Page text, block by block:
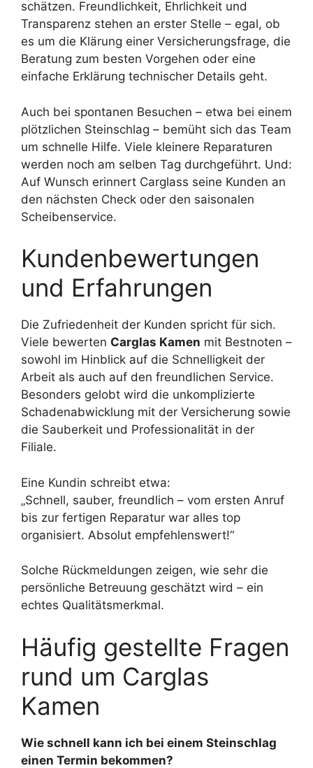
schätzen. Freundlichkeit, Ehrlichkeit und
Transparenz stehen an erster Stelle – egal, ob
es um die Klärung einer Versicherungsfrage, die
Beratung zum besten Vorgehen oder eine
einfache Erklärung technischer Details geht.
Auch bei spontanen Besuchen – etwa bei einem
plötzlichen Steinschlag – bemüht sich das Team
um schnelle Hilfe. Viele kleinere Reparaturen
werden noch am selben Tag durchgeführt. Und:
Auf Wunsch erinnert Carglass seine Kunden an
den nächsten Check oder den saisonalen
Scheibenservice.
Kundenbewertungen
und Erfahrungen
Die Zufriedenheit der Kunden spricht für sich.
Viele bewerten Carglas Kamen mit Bestnoten –
sowohl im Hinblick auf die Schnelligkeit der
Arbeit als auch auf den freundlichen Service.
Besonders gelobt wird die unkomplizierte
Schadenabwicklung mit der Versicherung sowie
die Sauberkeit und Professionalität in der
Filiale.
Eine Kundin schreibt etwa:
„Schnell, sauber, freundlich – vom ersten Anruf
bis zur fertigen Reparatur war alles top
organisiert. Absolut empfehlenswert!“
Solche Rückmeldungen zeigen, wie sehr die
persönliche Betreuung geschätzt wird – ein
echtes Qualitätsmerkmal.
Häufig gestellte Fragen
rund um Carglas
Kamen
Wie schnell kann ich bei einem Steinschlag
einen Termin bekommen?